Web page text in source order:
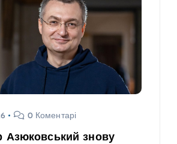
0 Коментарі
Азюковський знову